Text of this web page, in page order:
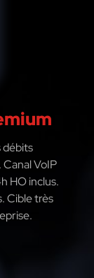
débits
VoIP
HO inclus.
Cible très